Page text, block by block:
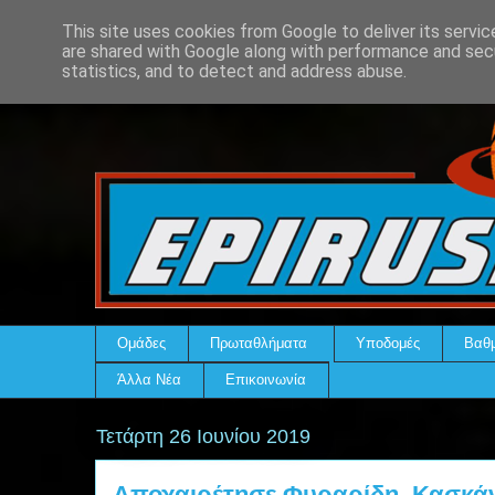
Ομάδες Πρωταθλήματα Υποδομές
Άλλα Νέα Επικοινωνία
Τετάρτη 26 Ιουνίου 2019
This site uses cookies from Google to deliver its
are shared with Google along with performance and
statistics, and to detect and address abuse.